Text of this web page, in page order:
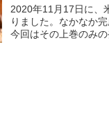
2020年11月17日に、
りました。なかなか
今回はその上巻のみ